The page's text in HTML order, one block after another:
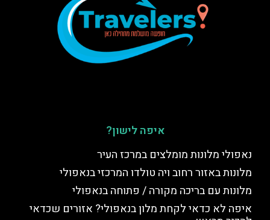
איפה לישון?
נאפולי מלונות מומלצים במרכז העיר
מלונות באזור רחוב ויה טולדו המרכזי בנאפולי
מלונות עם בריכה מקורה / פתוחה בנאפולי
איפה לא כדאי לקחת מלון בנאפולי? אזורים שכדאי